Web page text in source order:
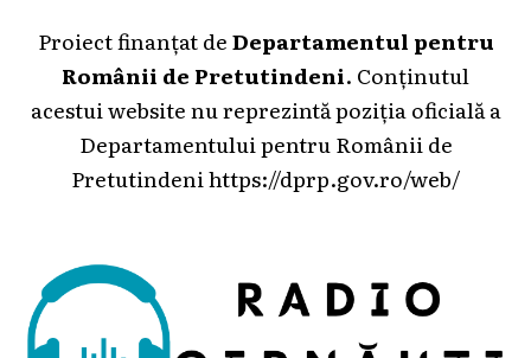
Proiect finanțat deDepartamentul pentru
Românii de Pretutindeni. Conținutul
acestui website nu reprezintă poziția oficială a
Departamentului pentru Românii de
Pretutindeni https://dprp.gov.ro/web/